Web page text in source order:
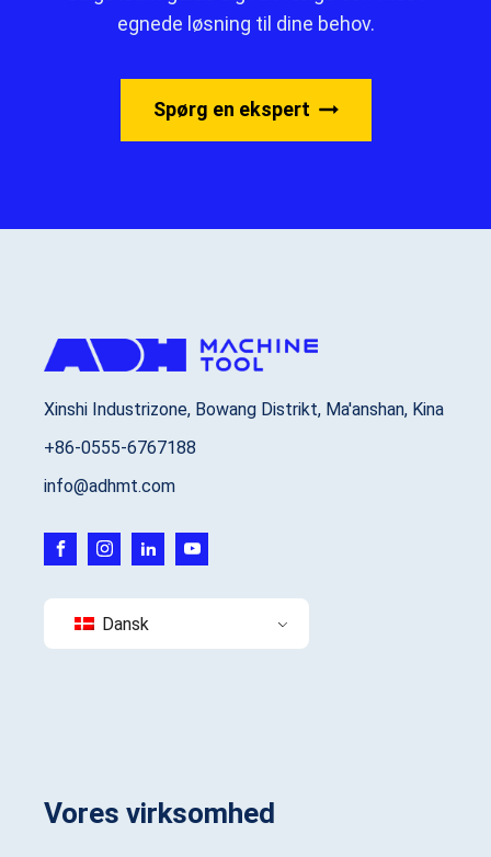
egnede løsning til dine behov.
Spørg en ekspert
Xinshi Industrizone, Bowang Distrikt, Ma'anshan, Kina
+86-0555-6767188
info@adhmt.com
Dansk
Vores virksomhed